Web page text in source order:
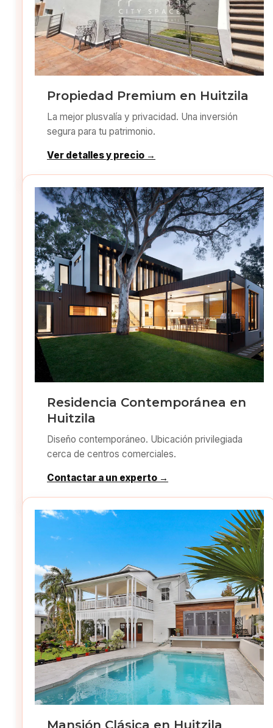
Propiedad Premium en Huitzila
La mejor plusvalía y privacidad. Una inversión
segura para tu patrimonio.
Ver detalles y precio →
Residencia Contemporánea en
Huitzila
Diseño contemporáneo. Ubicación privilegiada
cerca de centros comerciales.
Contactar a un experto →